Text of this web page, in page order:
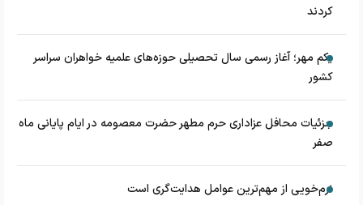
کردند
یکم مهر؛ آغاز رسمی سال تحصیلی حوزه‌های علمیه خواهران سراسر
کشور
جزئیات محافل عزاداری حرم مطهر حضرت معصومه در ایام پایانی ماه
صفر
نرم‌خویی از مهم‌ترین عوامل هدایت‌گری است